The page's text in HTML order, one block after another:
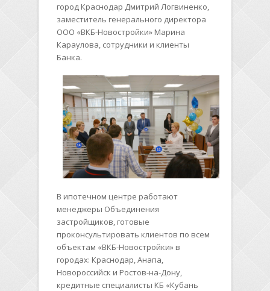
город Краснодар Дмитрий Логвиненко,
заместитель генерального директора
ООО «ВКБ-Новостройки» Марина
Караулова, сотрудники и клиенты
Банка.
В ипотечном центре работают
менеджеры Объединения
застройщиков, готовые
проконсультировать клиентов по всем
объектам «ВКБ-Новостройки» в
городах: Краснодар, Анапа,
Новороссийск и Ростов-на-Дону,
кредитные специалисты КБ «Кубань